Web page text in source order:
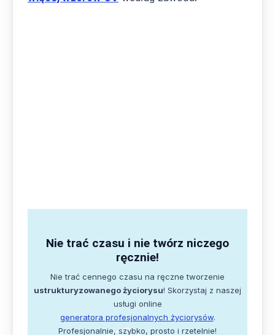
Nie trać czasu i nie twórz niczego
ręcznie!
Nie trać cennego czasu na ręczne tworzenie
ustrukturyzowanego życiorysu! Skorzystaj z naszej
usługi online
generatora profesjonalnych życiorysów.
Profesjonalnie, szybko, prosto i rzetelnie!